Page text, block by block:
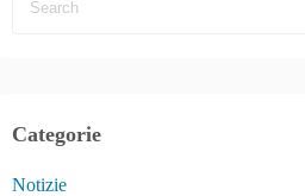
Categorie
Notizie